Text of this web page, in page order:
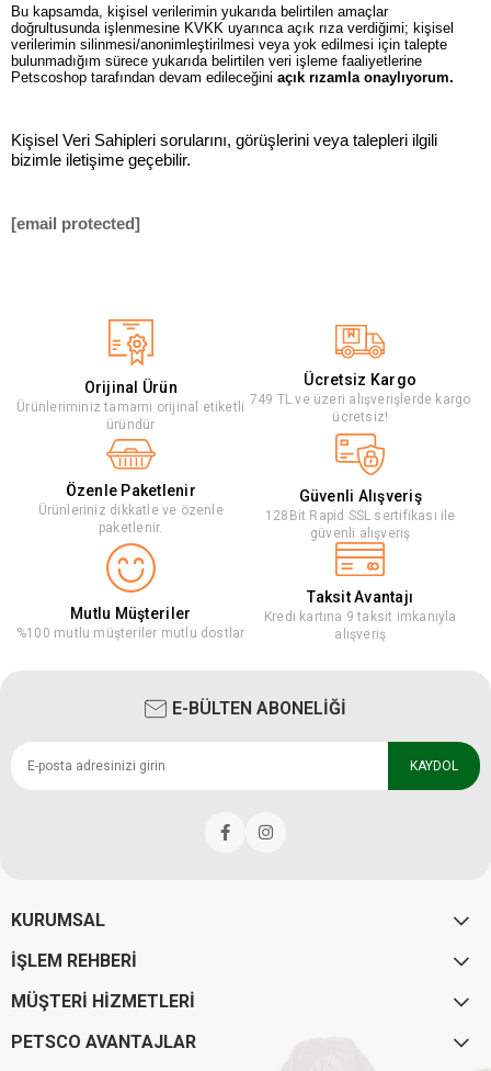
Bu kapsamda, kişisel verilerimin yukarıda belirtilen amaçlar
doğrultusunda işlenmesine KVKK uyarınca açık rıza verdiğimi; kişisel
verilerimin silinmesi/anonimleştirilmesi veya yok edilmesi için talepte
bulunmadığım sürece yukarıda belirtilen veri işleme faaliyetlerine
Petscoshop tarafından devam edileceğini açık rızamla onaylıyorum.
Kişisel Veri Sahipleri sorularını, görüşlerini veya talepleri ilgili
bizimle iletişime geçebilir.
[email protected]
Orijinal Ürün
Ürünleriminiz tamamı orijinal etiketli
üründür
Ücretsiz Kargo
749 TL ve üzeri alışverişlerde kargo
ücretsiz!
Özenle Paketlenir
Ürünleriniz dikkatle ve özenle
paketlenir.
Güvenli Alışveriş
128Bit Rapid SSL sertifikası ile
güvenli alışveriş
Mutlu Müşteriler
%100 mutlu müşteriler mutlu dostlar
Taksit Avantajı
Kredi kartına 9 taksit imkanıyla
alışveriş
E-BÜLTEN ABONELİĞİ
KAYDOL
KURUMSAL
İŞLEM REHBERİ
MÜŞTERİ HİZMETLERİ
PETSCO AVANTAJLAR